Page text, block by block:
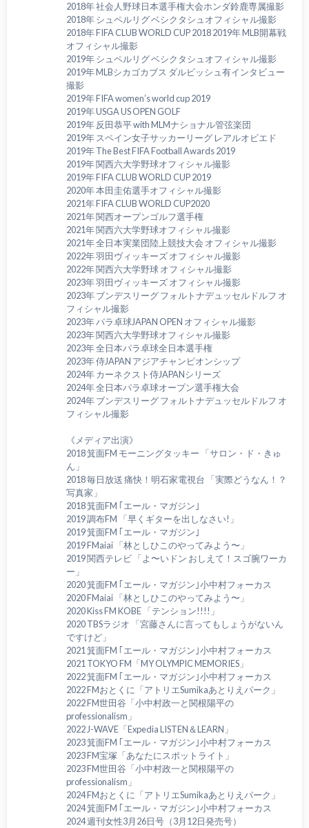
2018年 社会人野球日本選手権大会ホンダ鈴鹿専属撮影
2018年 シュペルリグ ベシクタシュオフィシャル撮影
2018年 FIFA CLUB WORLD CUP 2018 2019年 MLB開幕戦
オフィシャル撮影
2019年 シュペルリグ ベシクタシュオフィシャル撮影
2019年 MLBシカゴカブス ダルビッシュ有インタビュー
撮影
2019年 FIFA women’s world cup 2019
2019年 USGA US OPEN GOLF
2019年 反田恭平 with MLMナショナル管弦楽団
2019年 スペイン女子サッカーリーグ レアルオビエド
2019年 The Best FIFA Football Awards 2019
2019年 関西六大学野球オフィシャル撮影
2019年 FIFA CLUB WORLD CUP 2019
2020年 本田圭佑選手オフィシャル撮影
2021年 FIFA CLUB WORLD CUP2020
2021年 関西オープンゴルフ選手権
2021年 関西六大学野球オフィシャル撮影
2021年 全日本実業団陸上競技大会 オフィシャル撮影
2022年 羽田ヴィッキーズ オフィシャル撮影
2022年 関西六大学野球 オフィシャル撮影
2023年 羽田ヴィッキーズ オフィシャル撮影
2023年 ブンデスリーグ フォルトナデュッセルドルフ オ
フィシャル撮影
2023年 パラ卓球JAPAN OPEN オフィシャル撮影
2023年 関西六大学野球オフィシャル撮影
2023年 全日本パラ卓球全日本選手権
2023年 侍JAPAN アジアチャンピオンシップ
2024年 カーネクスト侍JAPANシリーズ
2024年 全日本パラ卓球オープン選手権大会
2024年 ブンデスリーグ フォルトナデュッセルドルフ オ
フィシャル撮影
《メディア出演》
2018 箕面FM モーニングタッキー 「サロン・ド・きゅ
ん」
2018 毎日放送 痛快！明石家電視台 「実際どうなん！？
写真家」
2018 箕面FM ｢エール・マガジン｣
2019 調布FM 「早くギターを出しなさい!」
2019 箕面FM ｢エール・マガジン｣
2019 FMaiai 「林としひこのやってみよう〜」
2019 関西テレビ 「よ〜いドン おしえて！スゴ腕ワーカ
ー」
2020 箕面FM ｢エール・マガジン｣小中村フォーカス
2020 FMaiai 「林としひこのやってみよう〜」
2020 Kiss FM KOBE 「テンション!!!!」
2020 TBSラジオ 「宮藤さんに言ってもしょうがないん
ですけど」
2021 箕面FM ｢エール・マガジン｣小中村フォーカス
2021 TOKYO FM「MY OLYMPIC MEMORIES」
2022 箕面FM ｢エール・マガジン｣小中村フォーカス
2022 FMおとくに「アトリエSumikaあとりえパーク」
2022 FM世田谷「小中村政一と関根陽平の
professionalism」
2022 J-WAVE「Expedia LISTEN＆LEARN」
2023 箕面FM ｢エール・マガジン｣小中村フォーカス
2023 FM宝塚「あなたにスポットライト」
2023 FM世田谷「小中村政一と関根陽平の
professionalism」
2024 FMおとくに「アトリエSumikaあとりえパーク」
2024 箕面FM ｢エール・マガジン｣小中村フォーカス
2024 週刊女性3月26日号（3月12日発売号）